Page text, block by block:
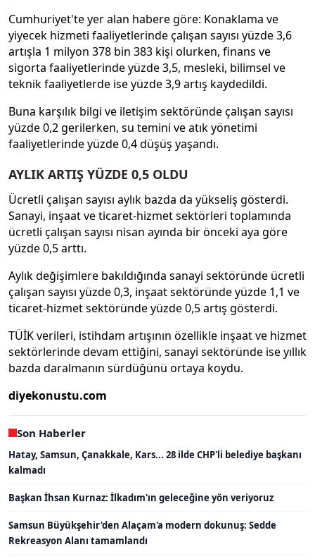
Cumhuriyet'te yer alan habere göre: Konaklama ve
yiyecek hizmeti faaliyetlerinde çalışan sayısı yüzde 3,6
artışla 1 milyon 378 bin 383 kişi olurken, finans ve
sigorta faaliyetlerinde yüzde 3,5, mesleki, bilimsel ve
teknik faaliyetlerde ise yüzde 3,9 artış kaydedildi.
Buna karşılık bilgi ve iletişim sektöründe çalışan sayısı
yüzde 0,2 gerilerken, su temini ve atık yönetimi
faaliyetlerinde yüzde 0,4 düşüş yaşandı.
AYLIK ARTIŞ YÜZDE 0,5 OLDU
Ücretli çalışan sayısı aylık bazda da yükseliş gösterdi.
Sanayi, inşaat ve ticaret-hizmet sektörleri toplamında
ücretli çalışan sayısı nisan ayında bir önceki aya göre
yüzde 0,5 arttı.
Aylık değişimlere bakıldığında sanayi sektöründe ücretli
çalışan sayısı yüzde 0,3, inşaat sektöründe yüzde 1,1 ve
ticaret-hizmet sektöründe yüzde 0,5 artış gösterdi.
TÜİK verileri, istihdam artışının özellikle inşaat ve hizmet
sektörlerinde devam ettiğini, sanayi sektöründe ise yıllık
bazda daralmanın sürdüğünü ortaya koydu.
diyekonustu.com
Son Haberler
Hatay, Samsun, Çanakkale, Kars... 28 ilde CHP'li belediye başkanı
kalmadı
Başkan İhsan Kurnaz: İlkadım'ın geleceğine yön veriyoruz
Samsun Büyükşehir'den Alaçam'a modern dokunuş: Sedde
Rekreasyon Alanı tamamlandı